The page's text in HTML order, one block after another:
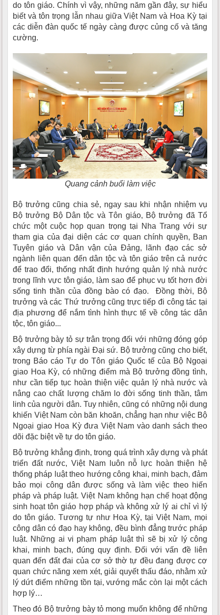
do tôn giáo. Chính vì vậy, những năm gần đây, sự hiểu
biết và tôn trọng lẫn nhau giữa Việt Nam và Hoa Kỳ tại
các diễn đàn quốc tế ngày càng được củng cố và tăng
cường.
Quang cảnh buổi làm việc
Bộ trưởng cũng chia sẻ, ngay sau khi nhận nhiệm vụ
Bộ trưởng Bộ Dân tộc và Tôn giáo, Bộ trưởng đã Tổ
chức một cuộc họp quan trọng tại Nha Trang với sự
tham gia của đại diện các cơ quan chính quyền, Ban
Tuyên giáo và Dân vận của Đảng, lãnh đạo các sở
ngành liên quan đến dân tộc và tôn giáo trên cả nước
để trao đổi, thống nhất định hướng quản lý nhà nước
trong lĩnh vực tôn giáo, làm sao để phục vụ tốt hơn đời
sống tinh thần của đồng bào có đạo. Đồng thời, Bộ
trưởng và các Thứ trưởng cũng trực tiếp đi công tác tại
địa phương để nắm tình hình thực tế về công tác dân
tộc, tôn giáo...
Bộ trưởng bày tỏ sự trân trọng đối với những đóng góp
xây dựng từ phía ngài Đại sứ. Bộ trưởng cũng cho biết,
trong Báo cáo Tự do Tôn giáo Quốc tế của Bộ Ngoại
giao Hoa Kỳ, có những điểm mà Bộ trưởng đồng tình,
như cần tiếp tục hoàn thiện việc quản lý nhà nước và
nâng cao chất lượng chăm lo đời sống tinh thần, tâm
linh của người dân. Tuy nhiên, cũng có những nội dung
khiến Việt Nam còn băn khoăn, chẳng hạn như việc Bộ
Ngoại giao Hoa Kỳ đưa Việt Nam vào danh sách theo
dõi đặc biệt về tự do tôn giáo.
Bộ trưởng khẳng định, trong quá trình xây dựng và phát
triển đất nước, Việt Nam luôn nỗ lực hoàn thiện hệ
thống pháp luật theo hướng công khai, minh bạch, đảm
bảo mọi công dân được sống và làm việc theo hiến
pháp và pháp luật. Việt Nam không hạn chế hoạt động
sinh hoạt tôn giáo hợp pháp và không xử lý ai chỉ vì lý
do tôn giáo. Tương tự như Hoa Kỳ, tại Việt Nam, mọi
công dân có đạo hay không, đều bình đẳng trước pháp
luật. Những ai vi phạm pháp luật thì sẽ bị xử lý công
khai, minh bạch, đúng quy định. Đối với vấn đề liên
quan đến đất đai của cơ sở thờ tự đều đang được cơ
quan chức năng xem xét, giải quyết thấu đáo, nhằm xử
lý dứt điểm những tồn tại, vướng mắc còn lại một cách
hợp lý…
Theo đó Bộ trưởng bày tỏ mong muốn không để những